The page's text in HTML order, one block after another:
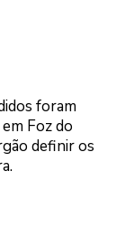
foram
Foz do
definir os